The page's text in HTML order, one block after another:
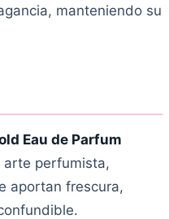
manteniendo su
Eau de Parfum
arte perfumista,
aportan frescura,